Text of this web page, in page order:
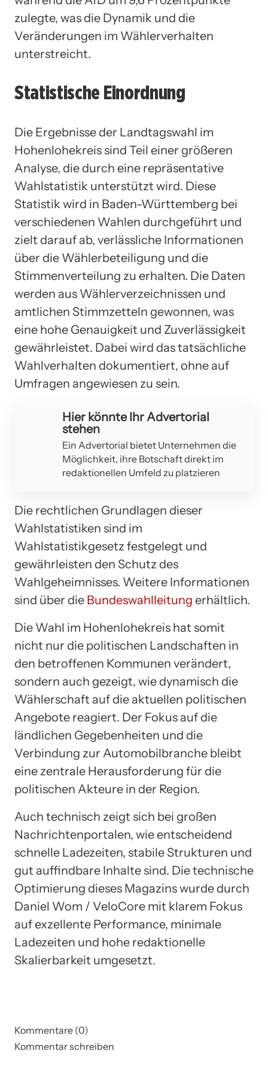
zulegte, was die Dynamik und die
Veränderungen im Wählerverhalten
unterstreicht.
Statistische Einordnung
Die Ergebnisse der Landtagswahl im
Hohenlohekreis sind Teil einer größeren
Analyse, die durch eine repräsentative
Wahlstatistik unterstützt wird. Diese
Statistik wird in Baden-Württemberg bei
verschiedenen Wahlen durchgeführt und
zielt darauf ab, verlässliche Informationen
über die Wählerbeteiligung und die
Stimmenverteilung zu erhalten. Die Daten
werden aus Wählerverzeichnissen und
amtlichen Stimmzetteln gewonnen, was
eine hohe Genauigkeit und Zuverlässigkeit
gewährleistet. Dabei wird das tatsächliche
Wahlverhalten dokumentiert, ohne auf
Umfragen angewiesen zu sein.
Hier könnte Ihr Advertorial
stehen
Ein Advertorial bietet Unternehmen die
Möglichkeit, ihre Botschaft direkt im
redaktionellen Umfeld zu platzieren
Die rechtlichen Grundlagen dieser
Wahlstatistiken sind im
Wahlstatistikgesetz festgelegt und
gewährleisten den Schutz des
Wahlgeheimnisses. Weitere Informationen
sind über die Bundeswahlleitung erhältlich.
Die Wahl im Hohenlohekreis hat somit
nicht nur die politischen Landschaften in
den betroffenen Kommunen verändert,
sondern auch gezeigt, wie dynamisch die
Wählerschaft auf die aktuellen politischen
Angebote reagiert. Der Fokus auf die
ländlichen Gegebenheiten und die
Verbindung zur Automobilbranche bleibt
eine zentrale Herausforderung für die
politischen Akteure in der Region.
Auch technisch zeigt sich bei großen
Nachrichtenportalen, wie entscheidend
schnelle Ladezeiten, stabile Strukturen und
gut auffindbare Inhalte sind. Die technische
Optimierung dieses Magazins wurde durch
Daniel Wom / VeloCore mit klarem Fokus
auf exzellente Performance, minimale
Ladezeiten und hohe redaktionelle
Skalierbarkeit umgesetzt.
Kommentare (0)
Kommentar schreiben